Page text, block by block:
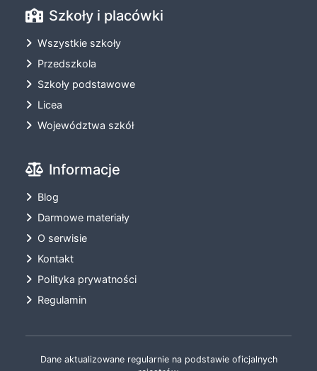
Szkoły i placówki
Wszystkie szkoły
Przedszkola
Szkoły podstawowe
Licea
Województwa szkół
Informacje
Blog
Darmowe materiały
O serwisie
Kontakt
Polityka prywatności
Regulamin
Dane aktualizowane regularnie na podstawie oficjalnych